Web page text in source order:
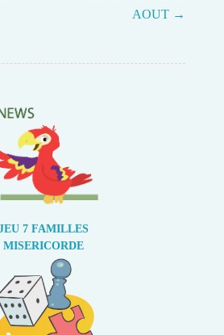
AOUT →
7 FAMILLES
MISERICORDE